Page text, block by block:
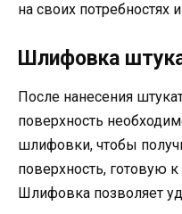
на своих потребностях
Шлифовка
После нанесения
поверхность
шлифовки, чтобы
поверхность, готовую
Шлифовка позволяет